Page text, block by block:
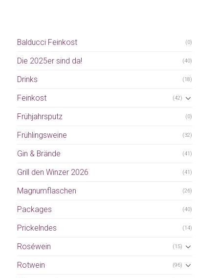
Balducci Feinkost (0)
Die 2025er sind da! (40)
Drinks (18)
Feinkost (42)
Frühjahrsputz (0)
Frühlingsweine (32)
Gin & Brände (41)
Grill den Winzer 2026 (41)
Magnumflaschen (26)
Packages (40)
Prickelndes (14)
Roséwein (15)
Rotwein (96)